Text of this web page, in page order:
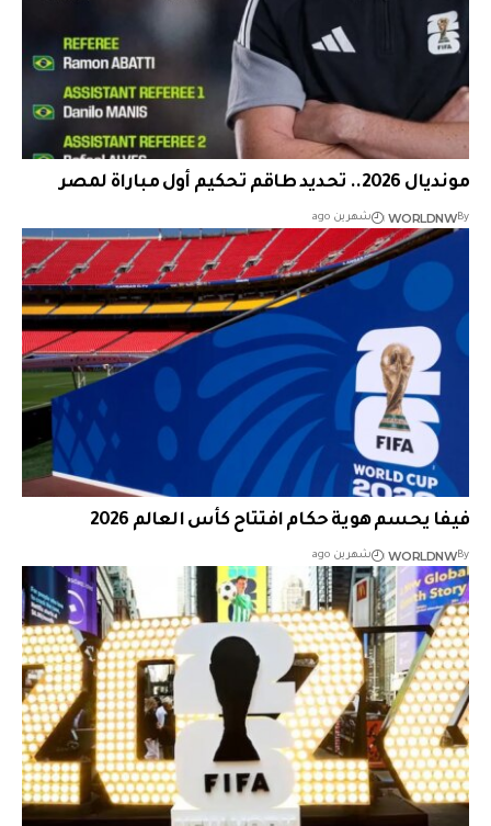
مونديال 2026.. تحديد طاقم تحكيم أول مباراة لمصر
By
WORLDNW شهرين ago
فيفا يحسم هوية حكام افتتاح كأس العالم 2026
By
WORLDNW شهرين ago